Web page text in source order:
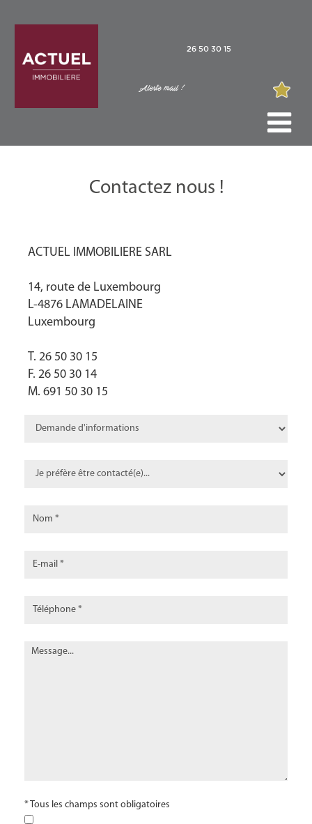
26 50 30 15
Alerte mail !
Contactez nous !
ACTUEL IMMOBILIERE SARL
14, route de Luxembourg
L-4876 LAMADELAINE
Luxembourg
T. 26 50 30 15
F. 26 50 30 14
M. 691 50 30 15
* Tous les champs sont obligatoires